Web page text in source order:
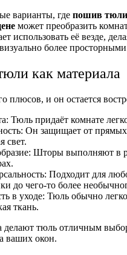
варианты, где пошив тюли
может преобразить
использовать её везде,
более
как материала
плюсов, и он остается
Тюль придаёт комнате
Он защищает от
свет.
Шторы выполняют в
Подходит для
до чего-то более
в уходе: Тюль обычно
ткань.
делают тюль отличным
ваших окон.